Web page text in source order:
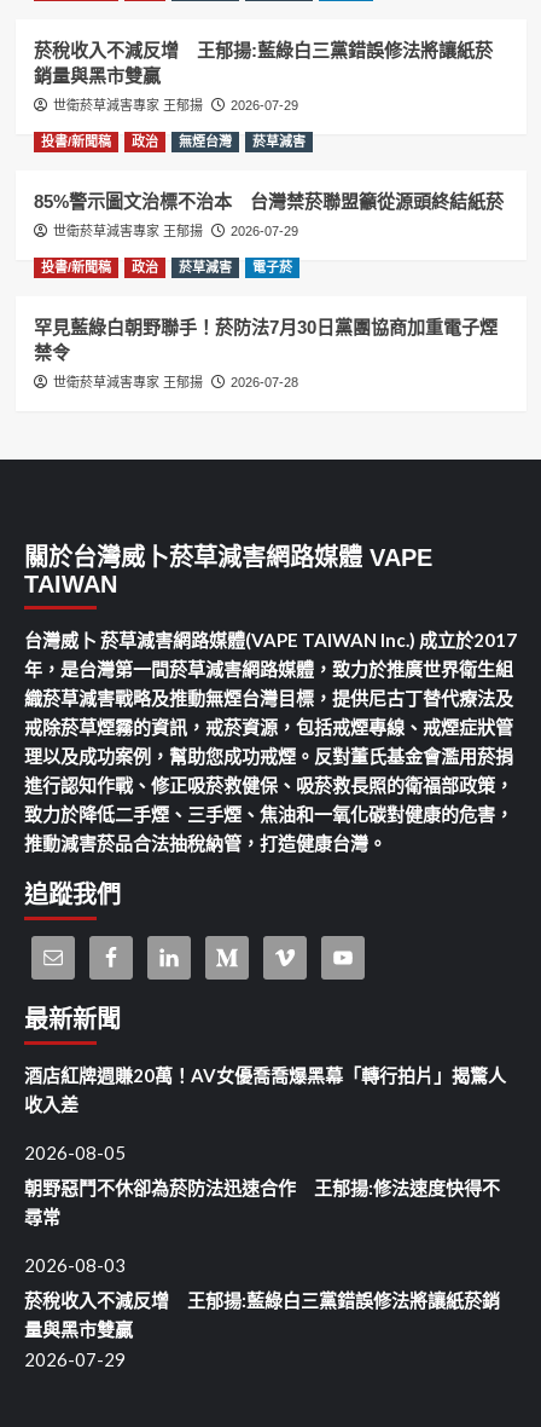
菸稅收入不減反增 王郁揚:藍綠白三黨錯誤修法將讓紙菸
銷量與黑市雙贏
世衛菸草減害專家 王郁揚 2026-07-29
投書/新聞稿 政治 無煙台灣 菸草減害
85%警示圖文治標不治本 台灣禁菸聯盟籲從源頭終結紙菸
世衛菸草減害專家 王郁揚 2026-07-29
投書/新聞稿 政治 菸草減害 電子菸
罕見藍綠白朝野聯手！菸防法7月30日黨團協商加重電子煙
禁令
世衛菸草減害專家 王郁揚 2026-07-28
關於台灣威卜菸草減害網路媒體 VAPE
TAIWAN
台灣威卜 菸草減害網路媒體(VAPE TAIWAN Inc.) 成立於2017
年，是台灣第一間菸草減害網路媒體，致力於推廣世界衛生組
織菸草減害戰略及推動無煙台灣目標，提供尼古丁替代療法及
戒除菸草煙霧的資訊，戒菸資源，包括戒煙專線、戒煙症狀管
理以及成功案例，幫助您成功戒煙。反對董氏基金會濫用菸捐
進行認知作戰、修正吸菸救健保、吸菸救長照的衛福部政策，
致力於降低二手煙、三手煙、焦油和一氧化碳對健康的危害，
推動減害菸品合法抽稅納管，打造健康台灣。
追蹤我們
最新新聞
酒店紅牌週賺20萬！AV女優喬喬爆黑幕「轉行拍片」揭驚人
收入差
2026-08-05
朝野惡鬥不休卻為菸防法迅速合作 王郁揚:修法速度快得不
尋常
2026-08-03
菸稅收入不減反增 王郁揚:藍綠白三黨錯誤修法將讓紙菸銷
量與黑市雙贏
2026-07-29